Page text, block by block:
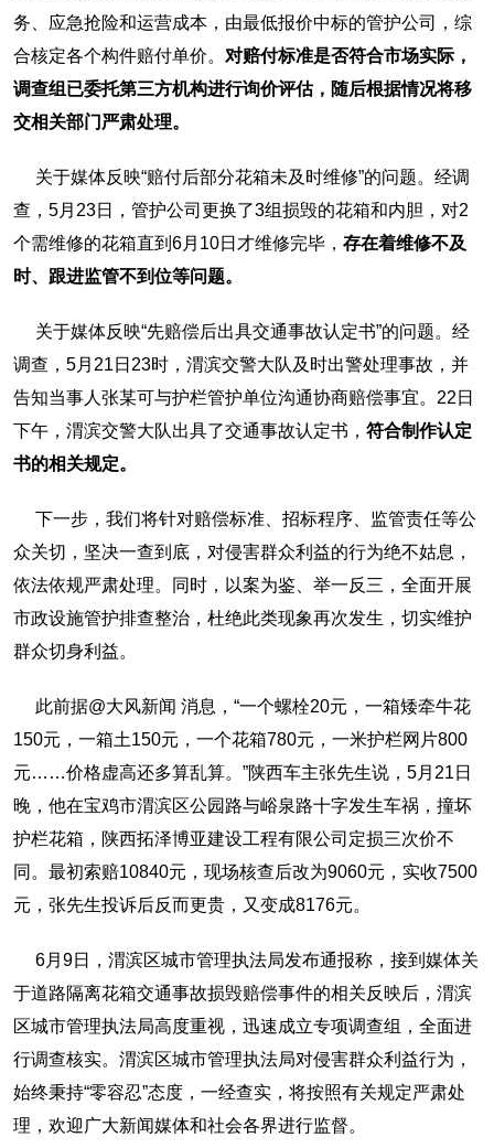
务、应急抢险和运营成本，由最低报价中标的管护公司，综
合核定各个构件赔付单价。 对赔付标准是否符合市场实际，
调查组已委托第三方机构进行询价评估，随后根据情况将移
交相关部门严肃处理。
关于媒体反映“赔付后部分花箱未及时维修”的问题。经调
查，5月23日，管护公司更换了3组损毁的花箱和内胆，对2
个需维修的花箱直到6月10日才维修完毕， 存在着维修不及
时、跟进监管不到位等问题。
关于媒体反映“先赔偿后出具交通事故认定书”的问题。经
调查，5月21日23时，渭滨交警大队及时出警处理事故，并
告知当事人张某可与护栏管护单位沟通协商赔偿事宜。22日
下午，渭滨交警大队出具了交通事故认定书， 符合制作认定
书的相关规定。
下一步，我们将针对赔偿标准、招标程序、监管责任等公
众关切，坚决一查到底，对侵害群众利益的行为绝不姑息，
依法依规严肃处理。同时，以案为鉴、举一反三，全面开展
市政设施管护排查整治，杜绝此类现象再次发生，切实维护
群众切身利益。
此前据@大风新闻 消息，“一个螺栓20元，一箱矮牵牛花
150元，一箱土150元，一个花箱780元，一米护栏网片800
元……价格虚高还多算乱算。”陕西车主张先生说，5月21日
晚，他在宝鸡市渭滨区公园路与峪泉路十字发生车祸，撞坏
护栏花箱，陕西拓泽博亚建设工程有限公司定损三次价不
同。最初索赔10840元，现场核查后改为9060元，实收7500
元，张先生投诉后反而更贵，又变成8176元。
6月9日，渭滨区城市管理执法局发布通报称，接到媒体关
于道路隔离花箱交通事故损毁赔偿事件的相关反映后，渭滨
区城市管理执法局高度重视，迅速成立专项调查组，全面进
行调查核实。渭滨区城市管理执法局对侵害群众利益行为，
始终秉持“零容忍”态度，一经查实，将按照有关规定严肃处
理，欢迎广大新闻媒体和社会各界进行监督。